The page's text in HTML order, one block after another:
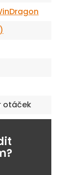
otáček